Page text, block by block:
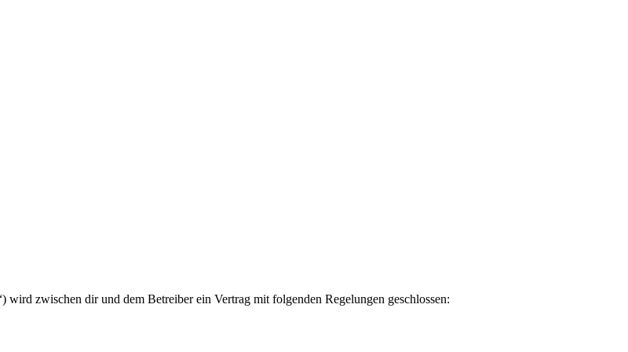
zwischen dir und dem Betreiber ein Vertrag mit folgenden Regelungen geschlossen: